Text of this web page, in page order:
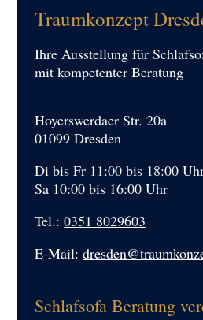
Traumkonzept
Ihre Ausstellung für
mit kompetenter Beratung
Hoyerswerdaer Str. 20a
01099 Dresden
Di bis Fr 11:00 bis 18:00
Sa 10:00 bis 16:00 Uhr
Tel.:0351 8029603
E-Mail:
Schlafsofa Beratung